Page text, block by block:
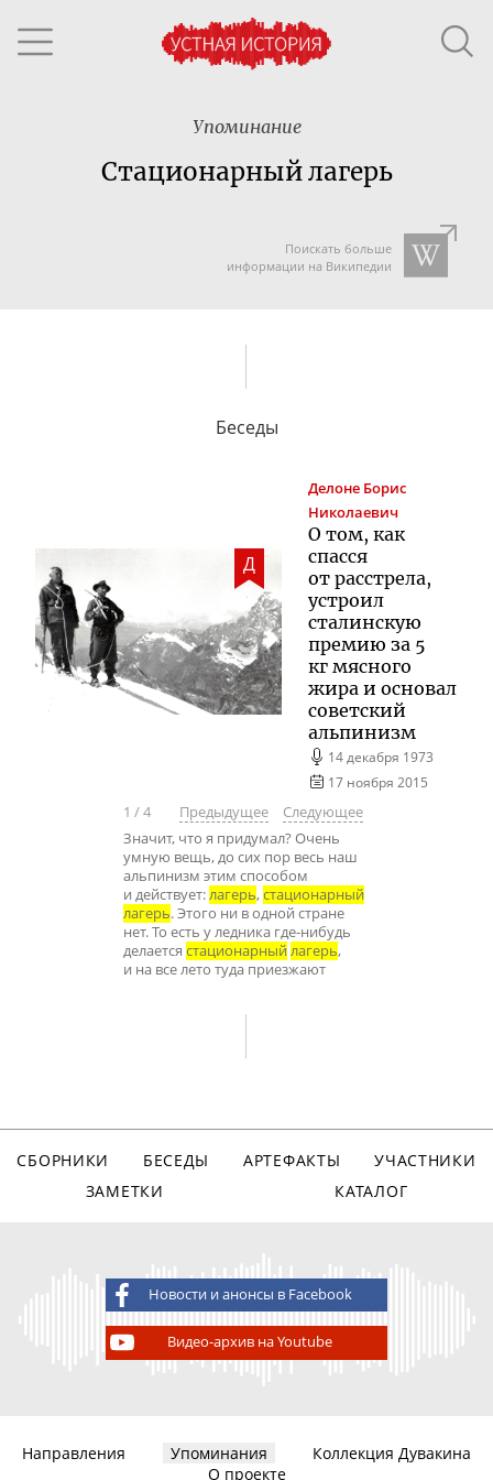
Упоминание
Стационарный лагерь
Поискать больше
информации на Википедии
Беседы
Д
Делоне Борис
Николаевич
О том, как
спасся
от расстрела,
устроил
сталинскую
премию за 5
кг мясного
жира и основал
советский
альпинизм
14 декабря 1973
17 ноября 2015
1 /4 Предыдущее
Следующее
Значит, что я придумал? Очень
умную вещь, до сих пор весь наш
альпинизм этим способом
и действует:лагерь,стационарный
лагерь. Этого ни в одной стране
нет. То есть у ледника где-нибудь
делается стационарный лагерь,
и на все лето туда приезжают
СБОРНИКИ БЕСЕДЫ АРТЕФАКТЫ
УЧАСТНИКИ
ЗАМЕТКИ
КАТАЛОГ
Новости и анонсы в Facebook
Видео-архив на Youtube
Направления Упоминания
Коллекция Дувакина
О проекте